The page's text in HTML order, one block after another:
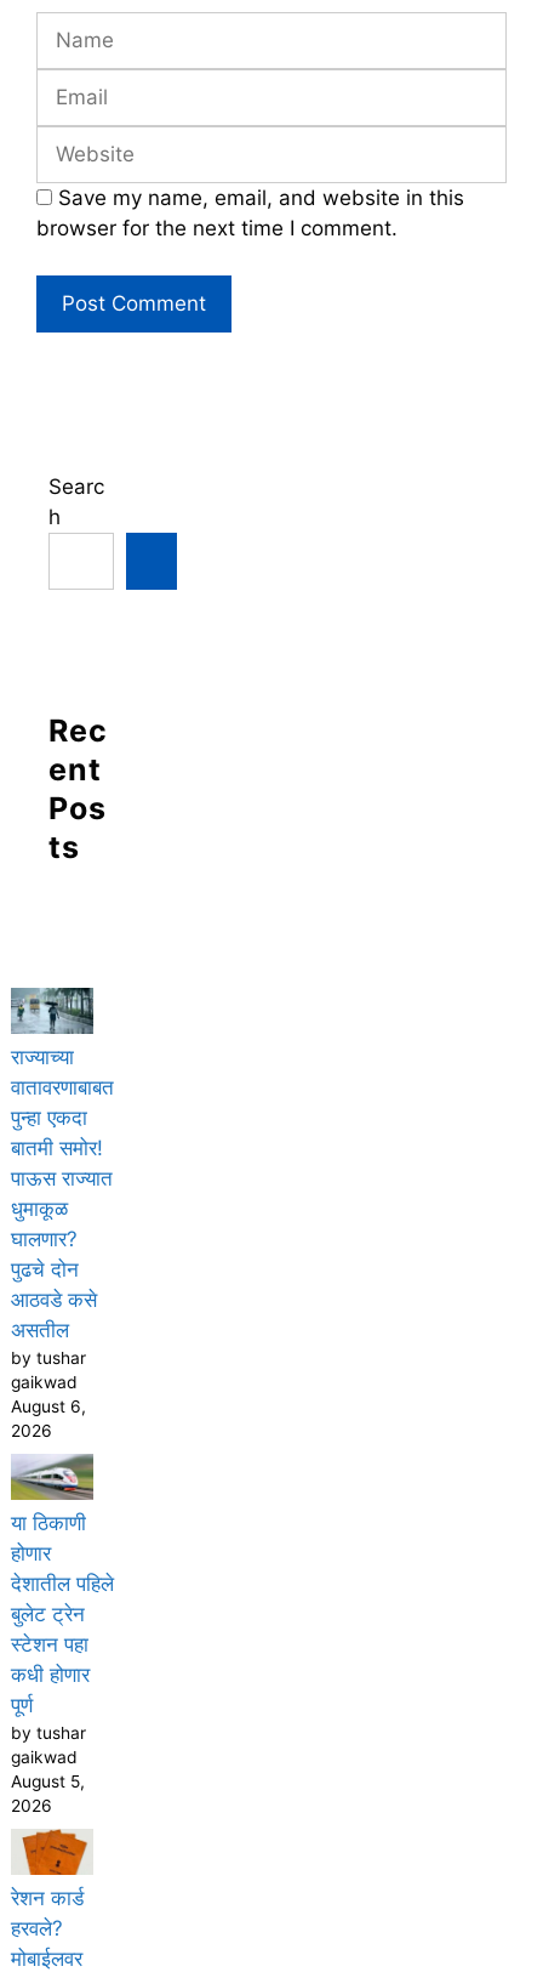
Name
Email
Website
Save my name, email, and website in this
browser for the next time I comment.
Searc
h
Rec
ent
Pos
ts
राज्याच्या
वातावरणाबाबत
पुन्हा एकदा
बातमी समोर!
पाऊस राज्यात
धुमाकूळ
घालणार?
पुढचे दोन
आठवडे कसे
असतील
by tushar
gaikwad
August 6,
2026
या ठिकाणी
होणार
देशातील पहिले
बुलेट ट्रेन
स्टेशन पहा
कधी होणार
पूर्ण
by tushar
gaikwad
August 5,
2026
रेशन कार्ड
हरवले?
मोबाईलवर